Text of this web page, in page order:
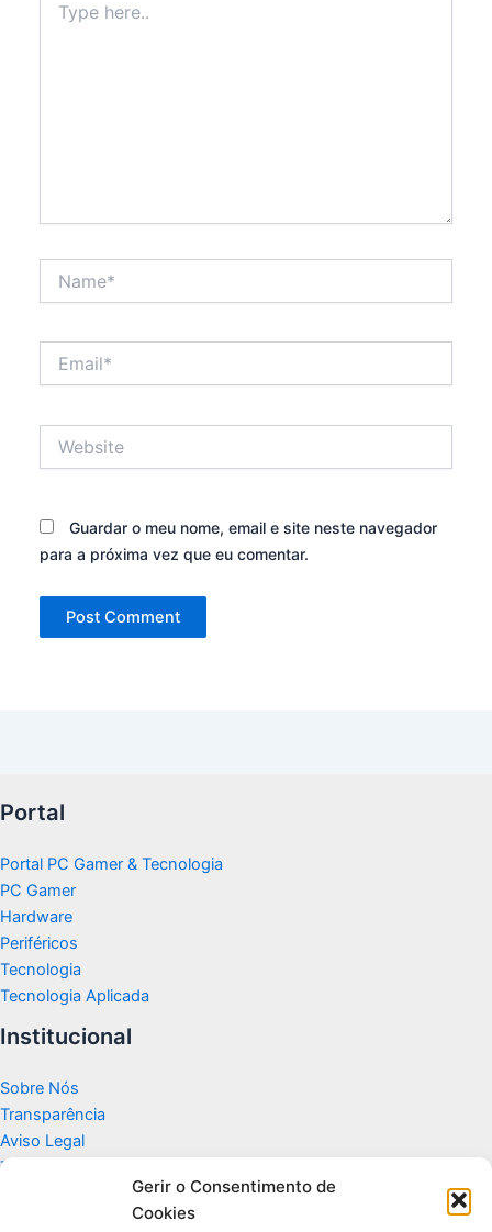
Gerir o Consentimento de
Cookies
here..
Guardar o meu nome, email e site neste navegador
para a próxima vez que eu comentar.
Portal
Portal PC Gamer & Tecnologia
PC Gamer
Hardware
Periféricos
Tecnologia
Tecnologia Aplicada
Institucional
Sobre Nós
Transparência
Aviso Legal
Termos de Uso
Politicas de Privacidade e Cookies